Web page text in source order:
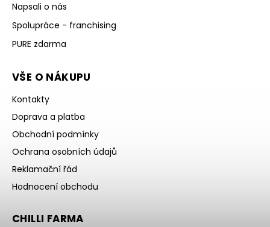
Napsali o nás
Spolupráce - franchising
PURE zdarma
VŠE O NÁKUPU
Kontakty
Doprava a platba
Obchodní podmínky
Ochrana osobních údajů
Reklamační řád
Hodnocení obchodu
CHILLI FARMA